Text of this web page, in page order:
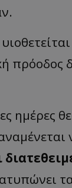
πρόοδος
__cf_bm